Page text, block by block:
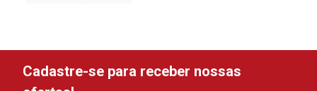
Cadastre-se para receber nossas